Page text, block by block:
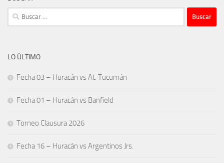
Buscar:
LO ÚLTIMO
Fecha 03 – Huracán vs At. Tucumán
Fecha 01 – Huracán vs Banfield
Torneo Clausura 2026
Fecha 16 – Huracán vs Argentinos Jrs.